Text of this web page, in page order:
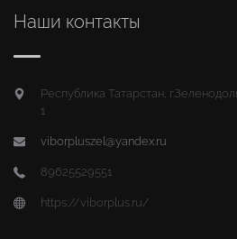
Наши контакты
Республика Татарстан,
1
viborpluszel@yandex.ru
89625529551
https://viborplus.ru/